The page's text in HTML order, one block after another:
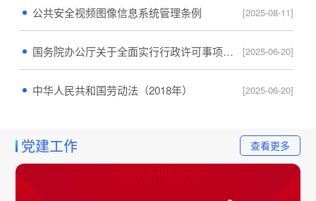
公共安全视频图像信息系统管理条例 [2025-08-11]
国务院办公厅关于全面实行行政许可事项清单管理的通知 [2025-06-20]
中华人民共和国劳动法（2018年） [2025-06-20]
党建工作 查看更多